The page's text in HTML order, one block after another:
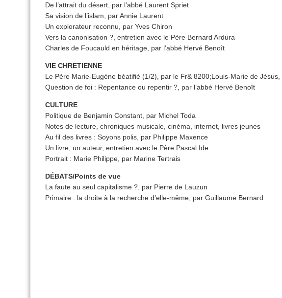
De l’attrait du désert, par l’abbé Laurent Spriet
Sa vision de l’islam, par Annie Laurent
Un explorateur reconnu, par Yves Chiron
Vers la canonisation ?, entretien avec le Père Bernard Ardura
Charles de Foucauld en héritage, par l’abbé Hervé Benoît
VIE CHRETIENNE
Le Père Marie-Eugène béatifié (1/2), par le Fr& 8200;Louis-Marie de Jésus,
Question de foi : Repentance ou repentir ?, par l’abbé Hervé Benoît
CULTURE
Politique de Benjamin Constant, par Michel Toda
Notes de lecture, chroniques musicale, cinéma, internet, livres jeunes
Au fil des livres : Soyons polis, par Philippe Maxence
Un livre, un auteur, entretien avec le Père Pascal Ide
Portrait : Marie Philippe, par Marine Tertrais
DÉBATS/Points de vue
La faute au seul capitalisme ?, par Pierre de Lauzun
Primaire : la droite à la recherche d’elle-même, par Guillaume Bernard